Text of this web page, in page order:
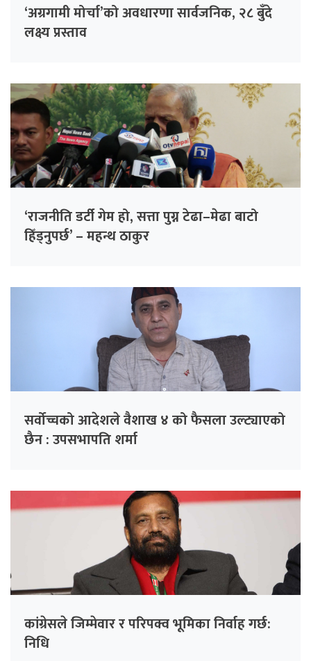
‘अग्रगामी मोर्चा’को अवधारणा सार्वजनिक, २८ बुँदे
लक्ष्य प्रस्ताव
‘राजनीति डर्टी गेम हो, सत्ता पुग्न टेढा–मेढा बाटो
हिँड्नुपर्छ’ – महन्थ ठाकुर
सर्वोच्चको आदेशले वैशाख ४ को फैसला उल्ट्याएको
छैन : उपसभापति शर्मा
कांग्रेसले जिम्मेवार र परिपक्व भूमिका निर्वाह गर्छ:
निधि